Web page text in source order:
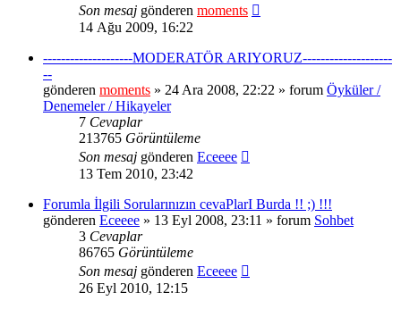
Son mesaj gönderen moments
14 Ağu 2009, 16:22
--------------------MODERATÖR ARIYORUZ--------------------
--
gönderen moments » 24 Ara 2008, 22:22 » forum Öyküler /
Denemeler / Hikayeler
7 Cevaplar
213765 Görüntüleme
Son mesaj gönderen Eceeee
13 Tem 2010, 23:42
Forumla İlgili Sorularınızın cevaPlarI Burda !! ;) !!!
gönderen Eceeee » 13 Eyl 2008, 23:11 » forum Sohbet
3 Cevaplar
86765 Görüntüleme
Son mesaj gönderen Eceeee
26 Eyl 2010, 12:15